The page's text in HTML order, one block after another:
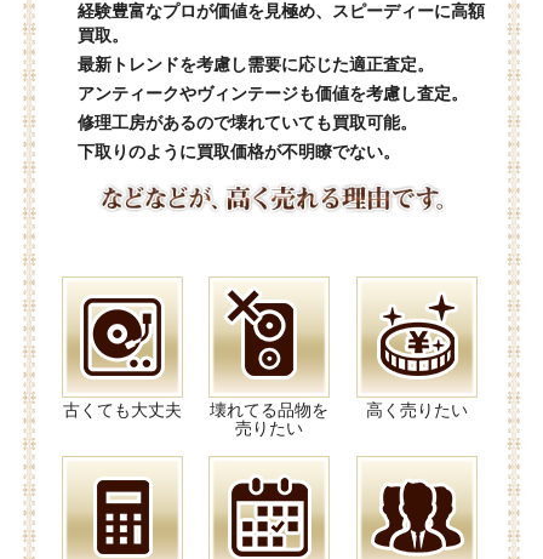
経験豊富なプロが価値を見極め、スピーディーに高額
買取。
最新トレンドを考慮し需要に応じた適正査定。
アンティークやヴィンテージも価値を考慮し査定。
修理工房があるので壊れていても買取可能。
下取りのように買取価格が不明瞭でない。
古くても大丈夫
壊れてる品物を
売りたい
高く売りたい